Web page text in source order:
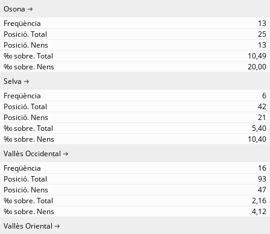
Osona
13
25
13
10,49
20,00
Selva
6
42
21
5,40
10,40
Vallès Occidental
16
93
47
2,16
4,12
Vallès Oriental